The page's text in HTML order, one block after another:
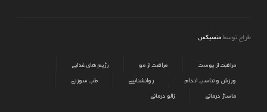
طراح توسط منسیکس
مراقبت از پوست مراقبت از مو
رژیم های غذایی
ورزش و تناسب اندام
روانشناسی
طب سوزنی
ماساژ درمانی
زالو درمانی